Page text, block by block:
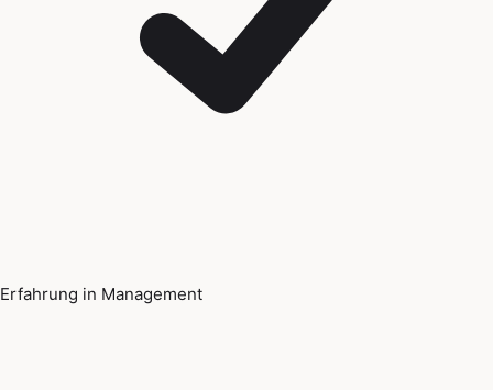
Erfahrung in Management